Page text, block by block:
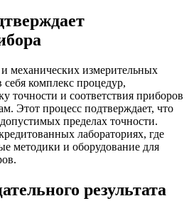
механических измерительных
комплекс процедур,
точности и соответствия приборов
Этот процесс подтверждает, что
пределах точности.
лабораториях, где
методики и оборудование для
результата